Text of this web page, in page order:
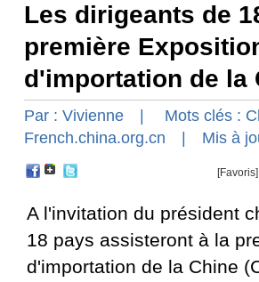
Les dirigeants de
première
d'importation de la
Par : Vivienne | Mots clés :
French.china.org.cn | Mis à
[Favoris]
A l'invitation du président
18 pays assisteront à la
d'importation de la Chine